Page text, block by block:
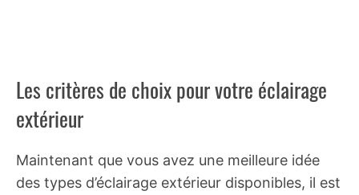
Les critères de choix pour votre éclairage
extérieur
Maintenant que vous avez une meilleure idée
des types d’éclairage extérieur disponibles, il est